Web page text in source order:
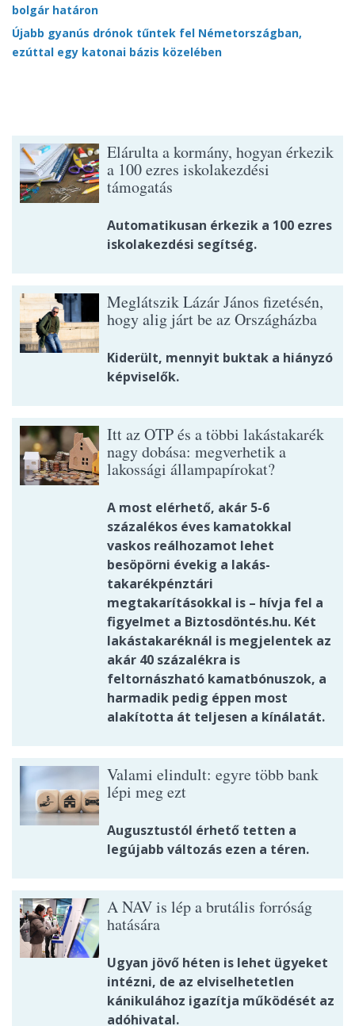
bolgár határon
Újabb gyanús drónok tűntek fel Németországban,
ezúttal egy katonai bázis közelében
Elárulta a kormány, hogyan érkezik
a 100 ezres iskolakezdési
támogatás
Automatikusan érkezik a 100 ezres
iskolakezdési segítség.
Meglátszik Lázár János fizetésén,
hogy alig járt be az Országházba
Kiderült, mennyit buktak a hiányzó
képviselők.
Itt az OTP és a többi lakástakarék
nagy dobása: megverhetik a
lakossági állampapírokat?
A most elérhető, akár 5-6
százalékos éves kamatokkal
vaskos reálhozamot lehet
besöpörni évekig a lakás-
takarékpénztári
megtakarításokkal is – hívja fel a
figyelmet a Biztosdöntés.hu. Két
lakástakaréknál is megjelentek az
akár 40 százalékra is
feltornászható kamatbónuszok, a
harmadik pedig éppen most
alakította át teljesen a kínálatát.
Valami elindult: egyre több bank
lépi meg ezt
Augusztustól érhető tetten a
legújabb változás ezen a téren.
A NAV is lép a brutális forróság
hatására
Ugyan jövő héten is lehet ügyeket
intézni, de az elviselhetetlen
kánikulához igazítja működését az
adóhivatal.